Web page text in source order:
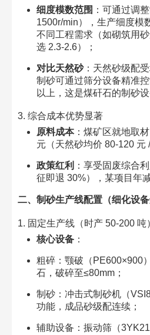
细度模数范围 ：可通过调
1500r/min），生产细度模
不同工程需求（如砌筑用
选 2.3-2.6）；​
对比天然砂：天然砂级配
制砂可通过筛分设备精准
以上，这是煤矸石的制砂设
3. 综合成本优势显著​
原料成本：煤矿区就地取
元（天然砂均价 80-120 元 /
政策红利 ：享受固废综合
征即退 30%），某项目年
二、制砂生产线配置（细化设备
1. 固定生产线（时产 50-200 吨
核心设备：​
粗碎：颚破（PE600×900
石，破碎至≤80mm；​
制砂：冲击式制砂机（
功能，成品砂级配连续；​
辅助设备：振动筛（